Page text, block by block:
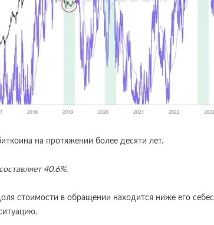
на протяжении более десяти лет.
40,6%.
стоимости в обращении находится ниже его